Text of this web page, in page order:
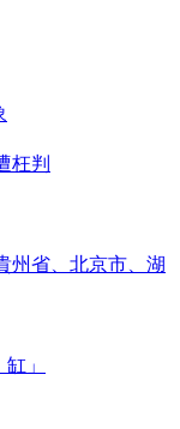
枉判
州省、北京市、湖
」